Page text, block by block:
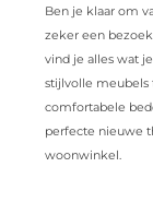
Ben je klaar om
zeker een
vind je alles wat
stijlvolle meubels
comfortabele
perfecte nieuwe
woonwinkel.